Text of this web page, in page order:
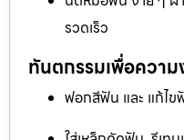
รวดเร็ว
ทันตกรรมเพื่อความ
ฟอกสีฟัน และ แก้ไข